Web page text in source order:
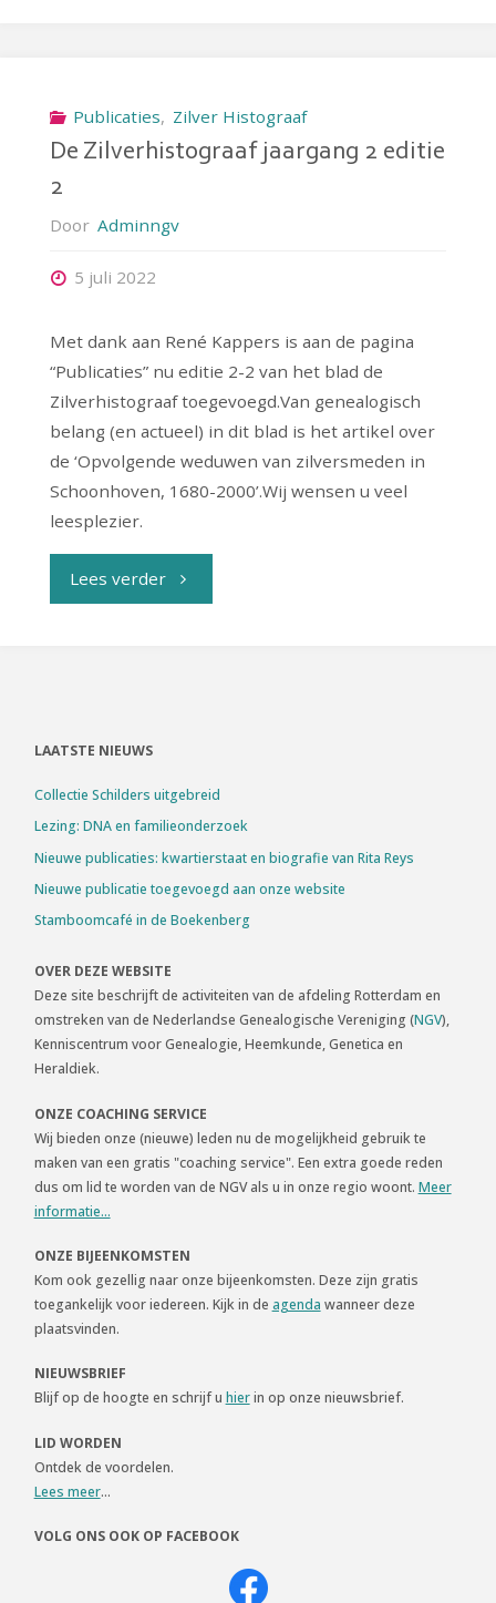
Publicaties, Zilver Histograaf
De Zilverhistograaf jaargang 2 editie
2
Door Adminngv
5 juli 2022
Met dank aan René Kappers is aan de pagina
“Publicaties” nu editie 2-2 van het blad de
Zilverhistograaf toegevoegd.Van genealogisch
belang (en actueel) in dit blad is het artikel over
de ‘Opvolgende weduwen van zilversmeden in
Schoonhoven, 1680-2000’.Wij wensen u veel
leesplezier.
Lees verder"De
2"
LAATSTE NIEUWS
Collectie Schilders uitgebreid
Lezing: DNA en familieonderzoek
Nieuwe publicaties: kwartierstaat en biografie van Rita Reys
Nieuwe publicatie toegevoegd aan onze website
Stamboomcafé in de Boekenberg
OVER DEZE WEBSITE
Deze site beschrijft de activiteiten van de afdeling Rotterdam en
omstreken van de Nederlandse Genealogische Vereniging (NGV),
Kenniscentrum voor Genealogie, Heemkunde, Genetica en
Heraldiek.
ONZE COACHING SERVICE
Wij bieden onze (nieuwe) leden nu de mogelijkheid gebruik te
maken van een gratis "coaching service". Een extra goede reden
dus om lid te worden van de NGV als u in onze regio woont. Meer
informatie...
ONZE BIJEENKOMSTEN
Kom ook gezellig naar onze bijeenkomsten. Deze zijn gratis
toegankelijk voor iedereen. Kijk in de agenda wanneer deze
plaatsvinden.
NIEUWSBRIEF
Blijf op de hoogte en schrijf u hierin op onze nieuwsbrief.
LID WORDEN
Ontdek de voordelen.
Lees meer...
VOLG ONS OOK OP FACEBOOK